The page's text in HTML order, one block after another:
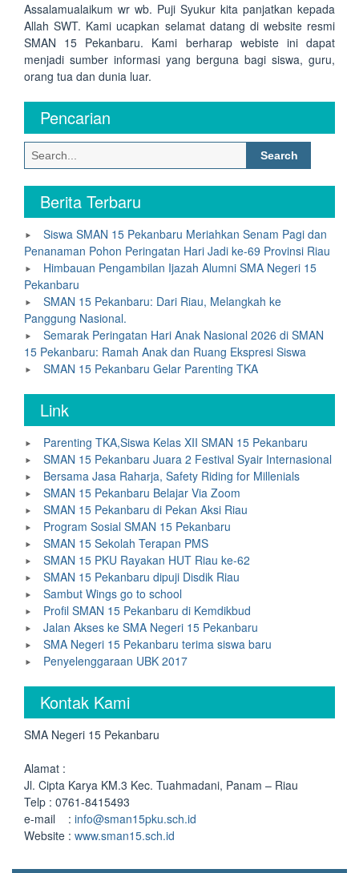
Assalamualaikum wr wb. Puji Syukur kita panjatkan kepada
Allah SWT. Kami ucapkan selamat datang di website resmi
SMAN 15 Pekanbaru. Kami berharap webiste ini dapat
menjadi sumber informasi yang berguna bagi siswa, guru,
orang tua dan dunia luar.
Pencarian
Search
for:
Berita Terbaru
Siswa SMAN 15 Pekanbaru Meriahkan Senam Pagi dan
Penanaman Pohon Peringatan Hari Jadi ke-69 Provinsi Riau
Himbauan Pengambilan Ijazah Alumni SMA Negeri 15
Pekanbaru
SMAN 15 Pekanbaru: Dari Riau, Melangkah ke
Panggung Nasional.
Semarak Peringatan Hari Anak Nasional 2026 di SMAN
15 Pekanbaru: Ramah Anak dan Ruang Ekspresi Siswa
SMAN 15 Pekanbaru Gelar Parenting TKA
Link
Parenting TKA,Siswa Kelas XII SMAN 15 Pekanbaru
SMAN 15 Pekanbaru Juara 2 Festival Syair Internasional
Bersama Jasa Raharja, Safety Riding for Millenials
SMAN 15 Pekanbaru Belajar Via Zoom
SMAN 15 Pekanbaru di Pekan Aksi Riau
Program Sosial SMAN 15 Pekanbaru
SMAN 15 Sekolah Terapan PMS
SMAN 15 PKU Rayakan HUT Riau ke-62
SMAN 15 Pekanbaru dipuji Disdik Riau
Sambut Wings go to school
Profil SMAN 15 Pekanbaru di Kemdikbud
Jalan Akses ke SMA Negeri 15 Pekanbaru
SMA Negeri 15 Pekanbaru terima siswa baru
Penyelenggaraan UBK 2017
Kontak Kami
SMA Negeri 15 Pekanbaru
Alamat :
Jl. Cipta Karya KM.3 Kec. Tuahmadani, Panam – Riau
Telp : 0761-8415493
e-mail : info@sman15pku.sch.id
Website : www.sman15.sch.id